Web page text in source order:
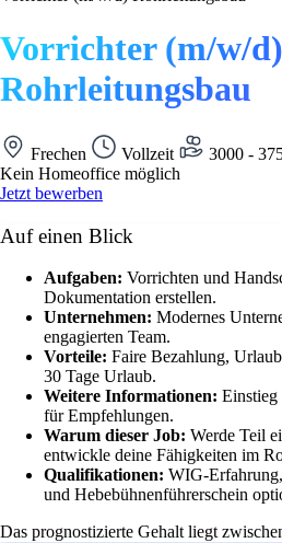
Vorrichter (m/w/d)
Rohrleitungsbau
Frechen Vollzeit
3000 -
Kein Homeoffice möglich
Jetzt bewerben
Auf einen Blick
Aufgaben: Vorrichten und
Dokumentation erstellen.
Unternehmen: Modernes
engagierten Team.
Vorteile: Faire Bezahlung,
30 Tage Urlaub.
Weitere Informationen: Einstieg
für Empfehlungen.
Warum dieser Job: Werde Teil
entwickle deine Fähigkeiten im
Qualifikationen: WIG-
und Hebebühnenführerschein
Das prognostizierte Gehalt liegt